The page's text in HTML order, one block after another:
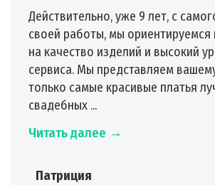
Действительно, уже 9 лет, с
своей работы, мы ориентируемся
на качество изделий и высокий
сервиса. Мы представляем
только самые красивые платья
свадебных ...
Читать далее →
Патриция